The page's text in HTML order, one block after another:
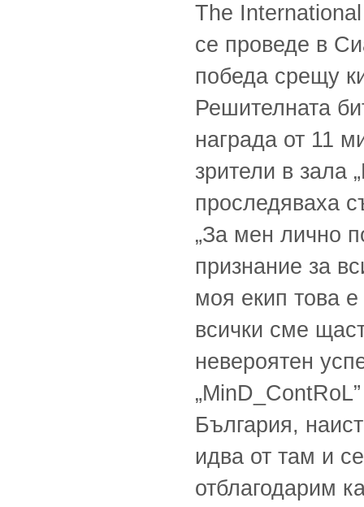
The
се проведе в
победа срещу
Решителната
награда от 11
зрители в зала
проследяваха
„За мен лично
признание за
моя екип това
всички сме
невероятен
България,
идва от там и
отблагодарим